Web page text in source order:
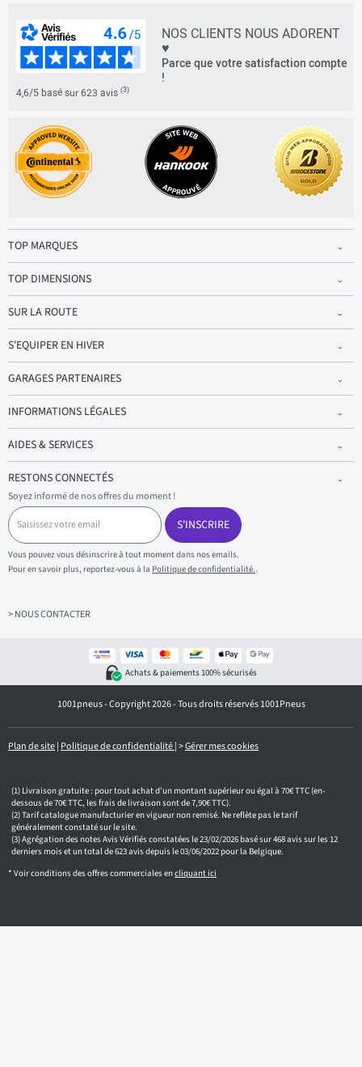
NOS CLIENTS NOUS ADORENT
♥
Parce que votre satisfaction compte
!
4,6/5 basé sur 623 avis (3)
TOP MARQUES
TOP DIMENSIONS
SUR LA ROUTE
S'EQUIPER EN HIVER
GARAGES PARTENAIRES
INFORMATIONS LÉGALES
AIDES & SERVICES
RESTONS CONNECTÉS
Soyez informé de nos offres du moment !
S
a
i
s
i
s
z
i
l
S'INSCRIRE
Vous pouvez vous désinscrire à tout moment dans nos emails.
Pour en savoir plus, reportez-vous à la Politique de confidentialité..
> NOUS CONTACTER
Achats & paiements 100% sécurisés
1001pneus - Copyright 2026 - Tous droits réservés 1001Pneus
Plan de site| Politique de confidentialité|>Gérer mes cookies
Livraison gratuite : pour tout achat d'un montant supérieur ou égal à 70€ TTC (en-
dessous de 70€ TTC, les frais de livraison sont de 7,90€ TTC).
Tarif catalogue manufacturier en vigueur non remisé. Ne reflète pas le tarif
généralement constaté sur le site.
Agrégation des notes Avis Vérifiés constatées le 23/02/2026 basé sur 468 avis sur les 12
derniers mois et un total de 623 avis depuis le 03/06/2022 pour la Belgique.
* Voir conditions des offres commerciales encliquant ici